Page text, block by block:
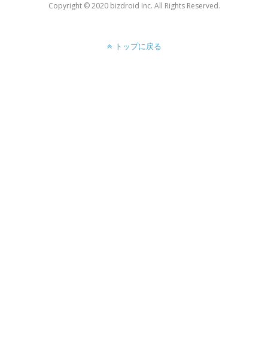
Copyright ©︎ 2020 bizdroid Inc. All Rights Reserved.
トップに戻る